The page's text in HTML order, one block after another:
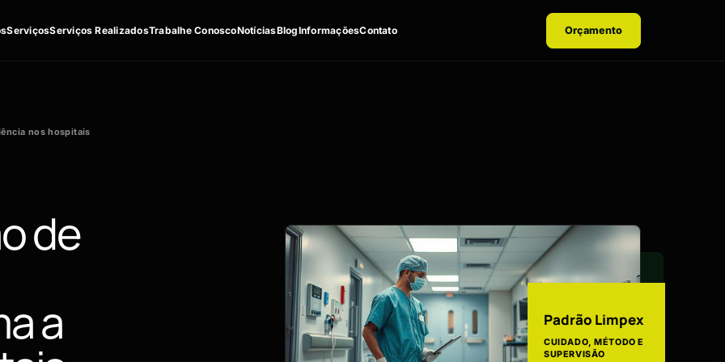
ServiçosServiços RealizadosTrabalhe ConoscoNotíciasBlogInformaçõesContato Orçamento
nos hospitais
de
a Padrão Limpex
CUIDADO, MÉTODO E
SUPERVISÃO